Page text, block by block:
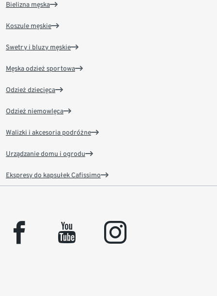
Bielizna męska
Koszule męskie
Swetry i bluzy męskie
Męska odzież sportowa
Odzież dziecięca
Odzież niemowlęca
Walizki i akcesoria podróżne
Urządzanie domu i ogrodu
Ekspresy do kapsułek Cafissimo
facebook youtube instagram